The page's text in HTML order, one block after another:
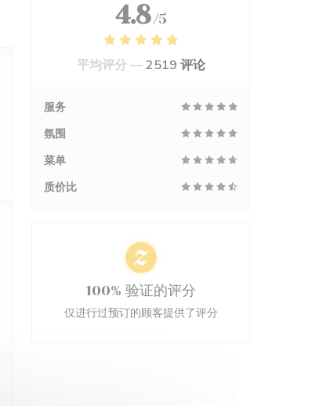
4.8 /5
平均评分 —2519 评论
服务
氛围
菜单
质价比
100% 验证的评分
仅进行过预订的顾客提供了评分